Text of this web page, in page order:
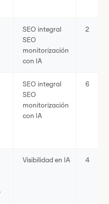
SEO integral
SEO
monitorización
con IA
2
SEO integral
SEO
monitorización
con IA
6
Visibilidad en IA 4